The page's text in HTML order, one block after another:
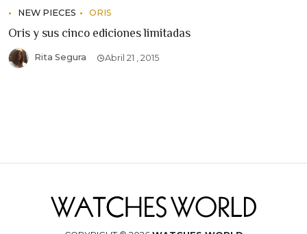
NEW PIECES ORIS
Oris y sus cinco ediciones limitadas
Rita Segura Abril 21 , 2015